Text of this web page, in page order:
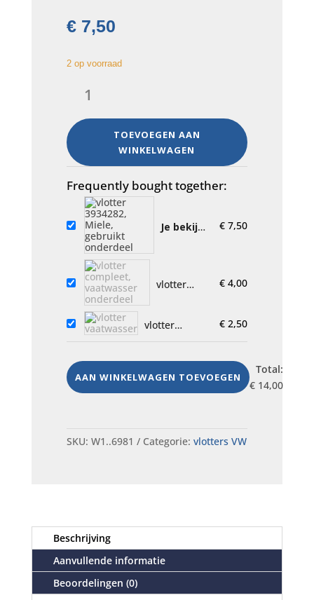
€7,50
2 op voorraad
3934282,
gebruikt
onderdeel
aantal
TOEVOEGEN AAN
WINKELWAGEN
Frequently bought together:
Je bekijkt
gebruikt
€ 7,50
vlotter
onderdeel
€ 4,00
vlotter
vaatwasser
€ 2,50
AAN WINKELWAGEN TOEVOEGEN
Total:
€14,00
SKU: W1..6981 Categorie: vlotters VW
Beschrijving
Aanvullende informatie
Beoordelingen (0)